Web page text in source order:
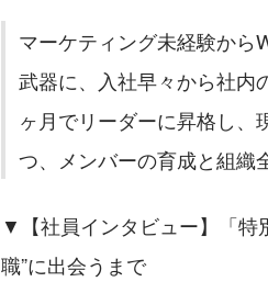
マーケティング未経験から
武器に、入社早々から社内
ヶ月でリーダーに昇格し、
つ、メンバーの育成と組織
▼【社員インタビュー】「特
職”に出会うまで